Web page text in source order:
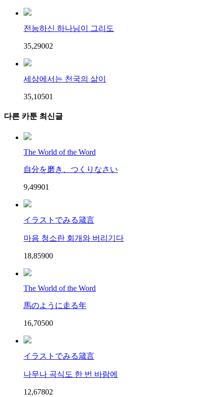
전능하신 하나님이 그리도
35,29002
세상에서는 천국의 삶이
35,10501
다른 카툰 최신글
The World of the Word
自分を磨き、つくりなさい
9,49901
イラストでみる箴言
마음 청소란 회개와 버리기다
18,85900
The World of the Word
馬のように走る年
16,70500
イラストでみる箴言
나무나 곡식도 한 번 바람에
12,67802